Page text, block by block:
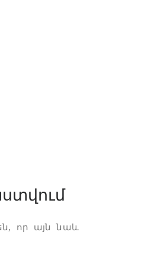
որ այն նաև